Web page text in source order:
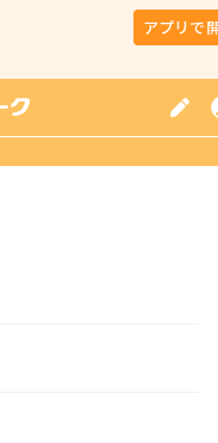
アプリで